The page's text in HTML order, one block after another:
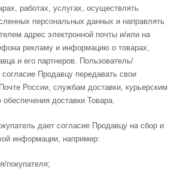
работах, услугах, осуществлять
персональных данных и направлять
адрес электронной почты и/или на
рекламу и информацию о товарах,
и его партнеров. Пользователь/
Продавцу передавать свои
России, службам доставки, курьерским
доставки Товара.
дает согласие Продавцу на сбор и
информации, например:
покупателя;